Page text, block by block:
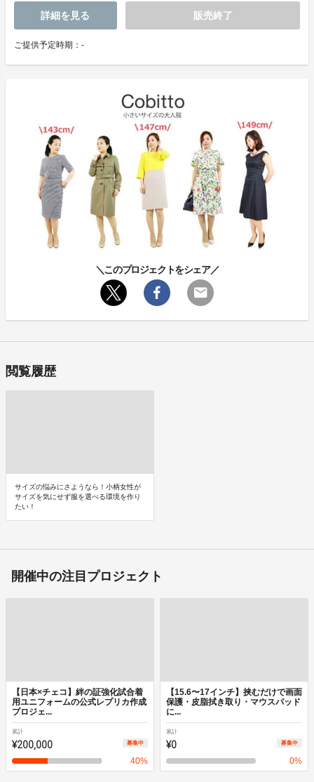
詳細を見る 販売終了
ご提供予定時期：-
＼このプロジェクトをシェア／
閲覧履歴
サイズの悩みにさようなら！小柄女性が
サイズを気にせず服を選べる環境を作り
たい！
開催中の注目プロジェクト
【日本×チェコ】絆の証強化試合着
用ユニフォームの公式レプリカ作成
プロジェ...
累計
¥200,000 募集中
40%
【15.6〜17インチ】挟むだけで画面
保護・皮脂拭き取り・マウスパッド
に...
累計
¥0 募集中
0%